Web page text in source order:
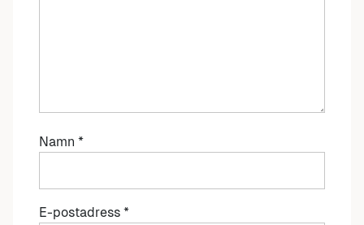
Namn *
E-postadress *